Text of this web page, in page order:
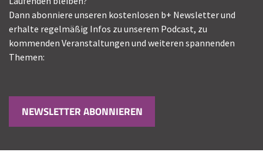
Dann abonniere unseren kostenlosen b+ Newsletter und
erhalte regelmäßig Infos zu unserem Podcast, zu
kommenden Veranstaltungen und weiteren spannenden
Themen:
NEWSLETTER ABONNIEREN